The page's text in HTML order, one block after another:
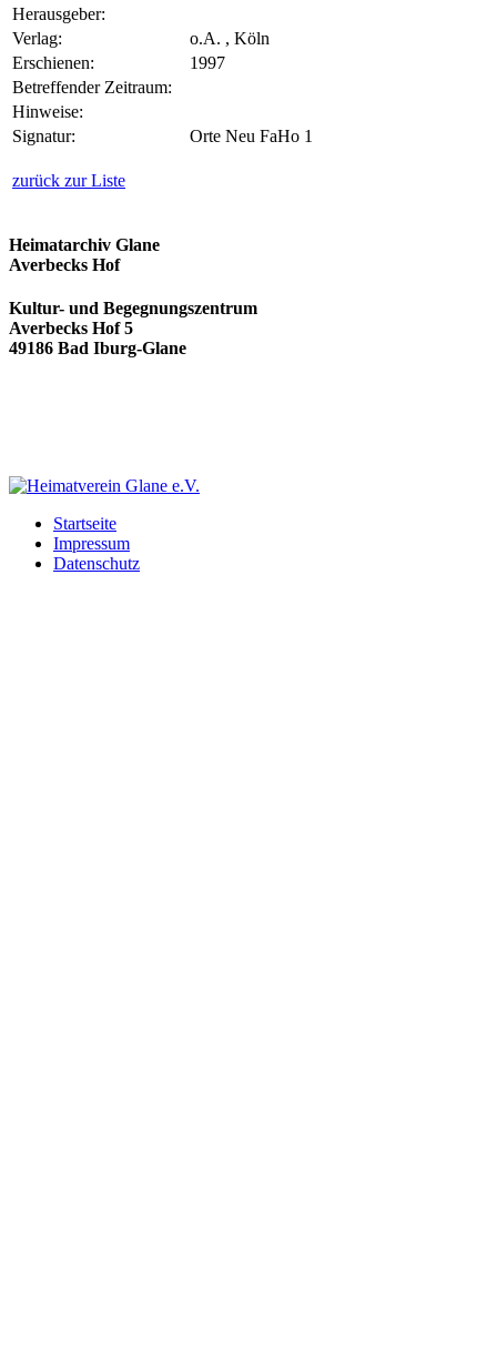
Herausgeber:
Verlag:
o.A. , Köln
Erschienen:
1997
Betreffender Zeitraum:
Hinweise:
Signatur:
Orte Neu FaHo 1
zurück zur Liste
Heimatarchiv Glane
Averbecks Hof
Kultur- und Begegnungszentrum
Averbecks Hof 5
49186 Bad Iburg-Glane
Startseite
Impressum
Datenschutz